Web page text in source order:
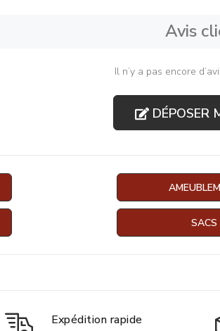
Avis
Il n’y a pas encore
DÉPOSER
SACS
Expédition rapide